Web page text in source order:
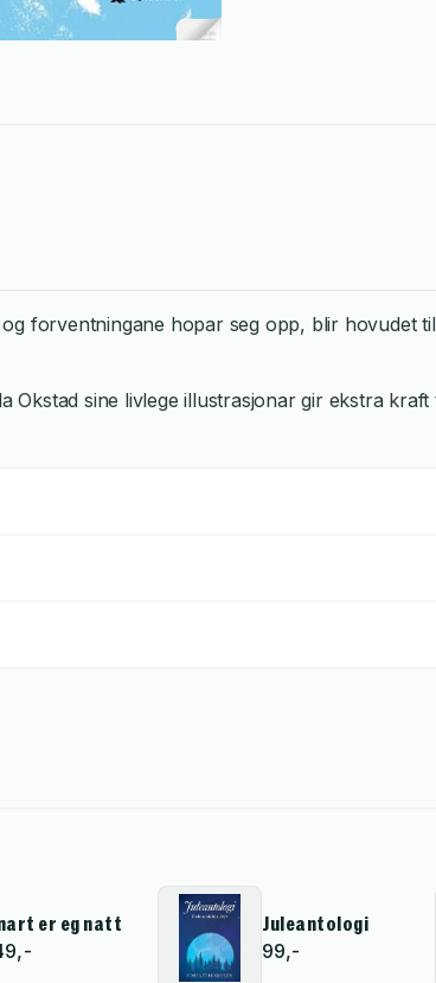
forventningane hopar seg opp, blir hovudet
sine livlege illustrasjonar gir ekstra kraft
er eg natt
Juleantologi
99,-